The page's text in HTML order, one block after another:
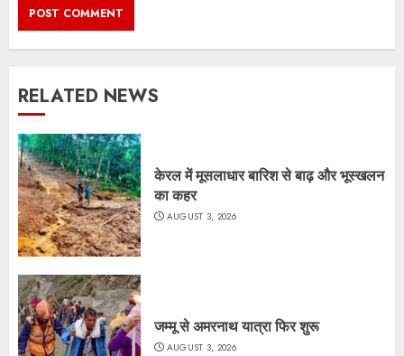
RELATED NEWS
केरल में मूसलाधार बारिश से बाढ़ और भूस्खलन
का कहर
AUGUST 3, 2026
जम्मू से अमरनाथ यात्रा फिर शुरू
AUGUST 3, 2026